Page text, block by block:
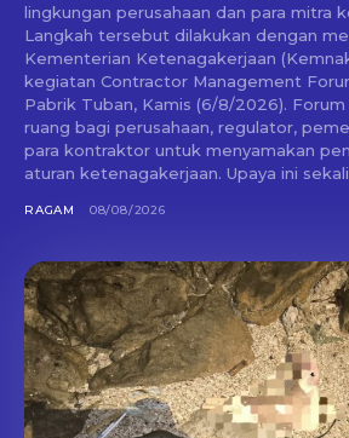
lingkungan perusahaan dan para mitra
Langkah tersebut dilakukan dengan
Kementerian Ketenagakerjaan
kegiatan Contractor Management
Pabrik Tuban, Kamis (6/8/2026). Forum tersebut menjadi
ruang bagi perusahaan, regulator,
para kontraktor untuk menyamakan
aturan ketenagakerjaan. Upaya ini
RAGAM 08/08/2026